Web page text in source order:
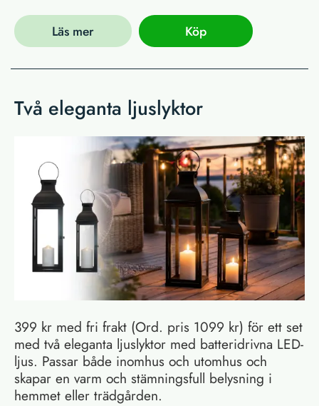
Läs mer Köp
Två eleganta ljuslyktor
399 kr med fri frakt (Ord. pris 1099 kr) för ett set
med två eleganta ljuslyktor med batteridrivna LED-
ljus. Passar både inomhus och utomhus och
skapar en varm och stämningsfull belysning i
hemmet eller trädgården.